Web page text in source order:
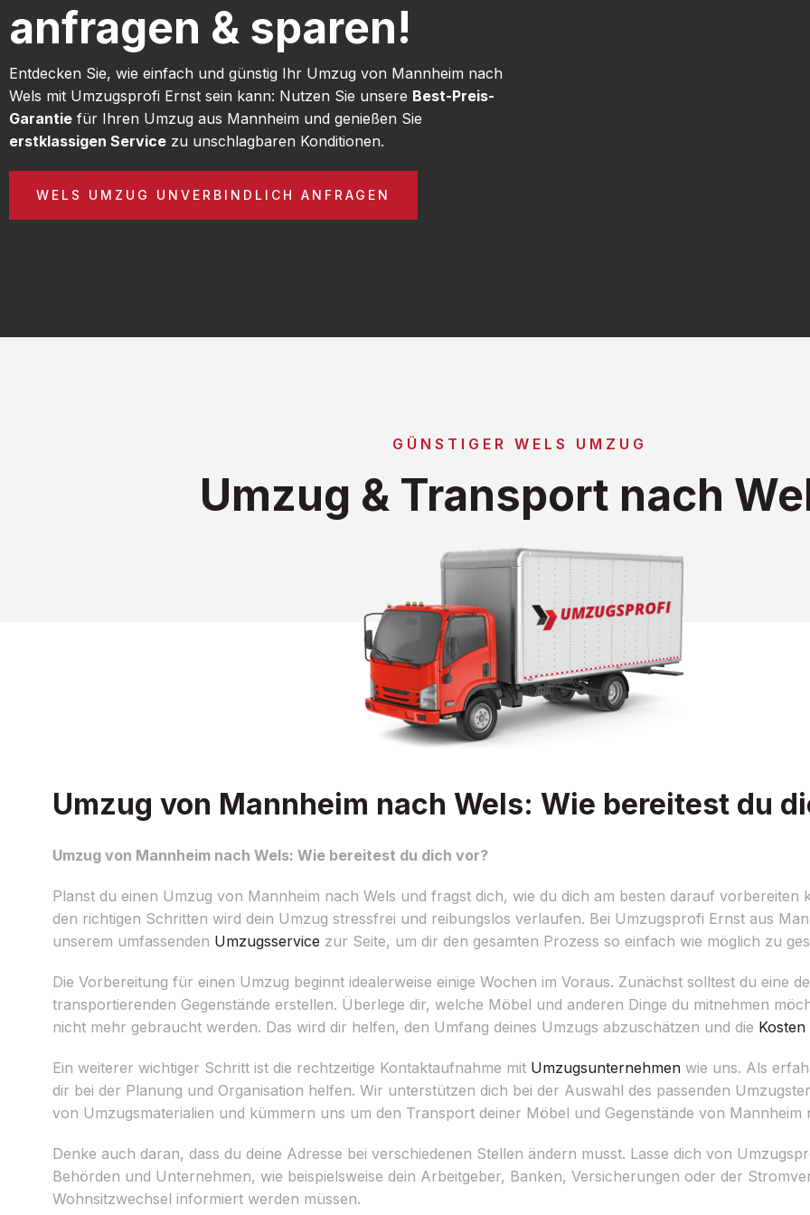
anfragen & sparen!
Entdecken Sie, wie einfach und günstig Ihr Umzug von Mannheim nach
Wels mit Umzugsprofi Ernst sein kann: Nutzen Sie unsere Best-Preis-
Garantie für Ihren Umzug aus Mannheim und genießen Sie
erstklassigen Service zu unschlagbaren Konditionen.
WELS UMZUG UNVERBINDLICH ANFRAGEN
GÜNSTIGER WELS UMZUG
Umzug & Transport nach
Umzug von Mannheim nach Wels: Wie bereitest du
Umzug von Mannheim nach Wels: Wie bereitest du dich vor?
Planst du einen Umzug von Mannheim nach Wels und fragst dich, wie du dich am besten darauf vorbereiten
den richtigen Schritten wird dein Umzug stressfrei und reibungslos verlaufen. Bei Umzugsprofi Ernst aus
unserem umfassenden Umzugsservice zur Seite, um dir den gesamten Prozess so einfach wie möglich zu
Die Vorbereitung für einen Umzug beginnt idealerweise einige Wochen im Voraus. Zunächst solltest du eine
transportierenden Gegenstände erstellen. Überlege dir, welche Möbel und anderen Dinge du mitnehmen
nicht mehr gebraucht werden. Das wird dir helfen, den Umfang deines Umzugs abzuschätzen und die Kosten
Ein weiterer wichtiger Schritt ist die rechtzeitige Kontaktaufnahme mit Umzugsunternehmen wie uns. Als
dir bei der Planung und Organisation helfen. Wir unterstützen dich bei der Auswahl des passenden
von Umzugsmaterialien und kümmern uns um den Transport deiner Möbel und Gegenstände von Mannheim
Denke auch daran, dass du deine Adresse bei verschiedenen Stellen ändern musst. Lasse dich von
Behörden und Unternehmen, wie beispielsweise dein Arbeitgeber, Banken, Versicherungen oder der
Wohnsitzwechsel informiert werden müssen.